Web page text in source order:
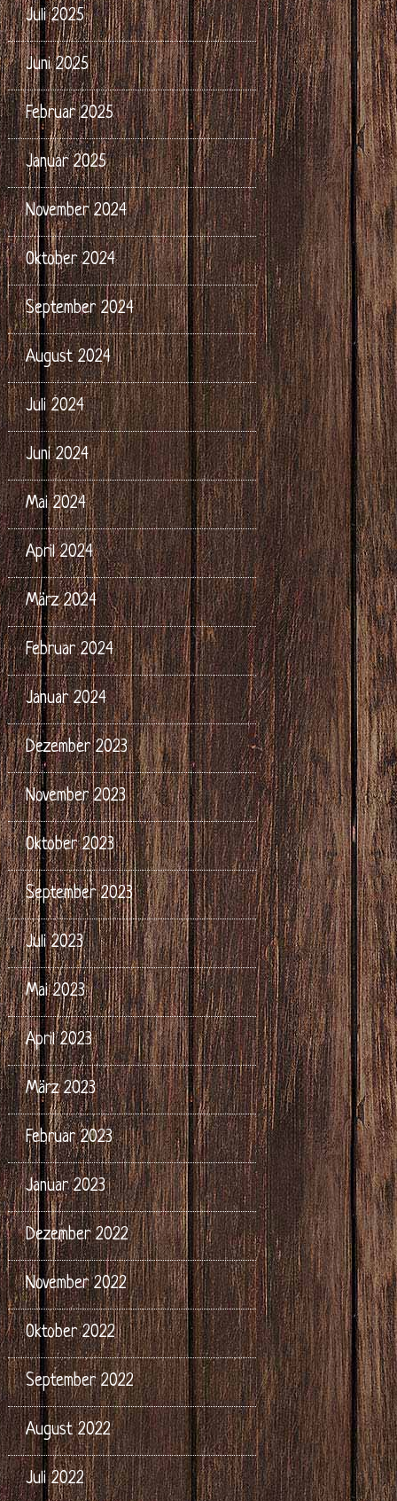
Juli 2025
Juni 2025
Februar 2025
Januar 2025
November 2024
Oktober 2024
September 2024
August 2024
Juli 2024
Juni 2024
Mai 2024
April 2024
März 2024
Februar 2024
Januar 2024
Dezember 2023
November 2023
Oktober 2023
September 2023
Juli 2023
Mai 2023
April 2023
März 2023
Februar 2023
Januar 2023
Dezember 2022
November 2022
Oktober 2022
September 2022
August 2022
Juli 2022